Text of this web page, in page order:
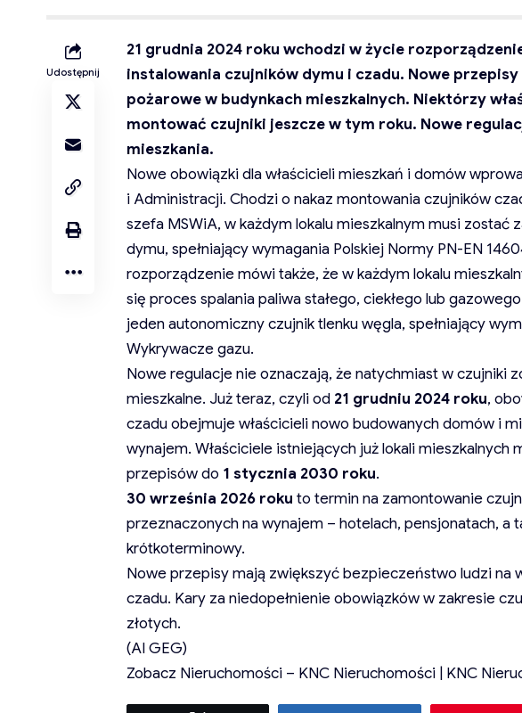
Udostępnij
21 grudnia 2024 roku wchodzi w życie
instalowania czujników dymu i czadu. Nowe
pożarowe w budynkach mieszkalnych. Niektórzy
montować czujniki jeszcze w tym roku. Nowe
mieszkania.
Nowe obowiązki dla właścicieli mieszkań i domów
i Administracji. Chodzi o nakaz montowania czujników
szefa MSWiA, w każdym lokalu mieszkalnym musi zostać
dymu, spełniający wymagania Polskiej Normy PN-EN
rozporządzenie mówi także, że w każdym lokalu
się proces spalania paliwa stałego, ciekłego lub
jeden autonomiczny czujnik tlenku węgla, spełniający
Wykrywacze gazu.
Nowe regulacje nie oznaczają, że natychmiast w czujniki
mieszkalne. Już teraz, czyli od 21 grudniu 2024 roku,
czadu obejmuje właścicieli nowo budowanych domów i
wynajem. Właściciele istniejących już lokali
przepisów do 1 stycznia 2030 roku.
30 września 2026 roku to termin na zamontowanie
przeznaczonych na wynajem – hotelach, pensjonatach, a
krótkoterminowy.
Nowe przepisy mają zwiększyć bezpieczeństwo ludzi na
czadu. Kary za niedopełnienie obowiązków w zakresie
złotych.
(AI GEG)
Zobacz Nieruchomości – KNC Nieruchomości | KNC